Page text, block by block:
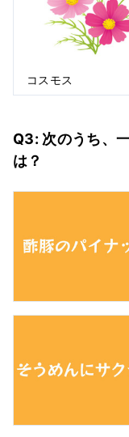
コスモス
Q3: 次のうち、
は？